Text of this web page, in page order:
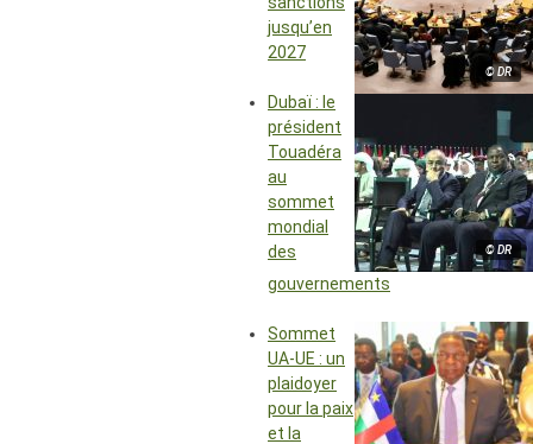
© DR
jusqu’en
2027
© DR
Dubaï : le
président
Touadéra
au
sommet
mondial
des
gouvernements
Sommet
UA-UE : un
plaidoyer
pour la paix
et la